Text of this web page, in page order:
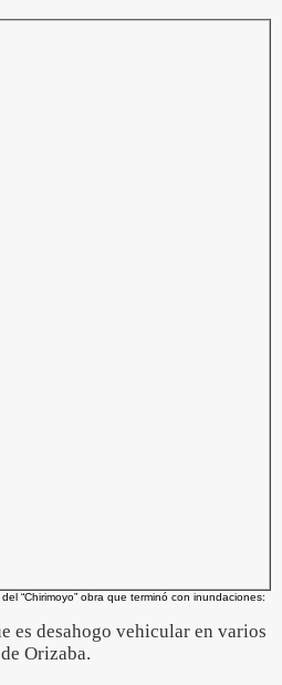
“Chirimoyo” obra que terminó con inundaciones:
es desahogo vehicular en varios
Orizaba.